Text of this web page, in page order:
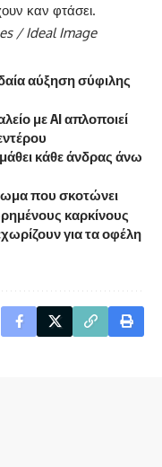
καν φτάσει.
/ Ideal Image
αύξηση σύφιλης
με AI απλοποιεί
κάθε άνδρας άνω
που σκοτώνει
καρκίνους
για τα οφέλη